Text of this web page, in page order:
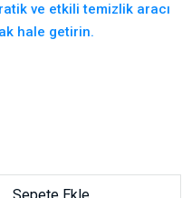
ve etkili temizlik aracı
hale getirin.